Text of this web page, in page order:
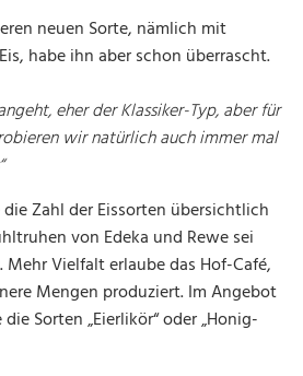
neuen Sorte, nämlich mit
habe ihn aber schon überrascht.
eher der Klassiker-Typ, aber für
wir natürlich auch immer mal
Zahl der Eissorten übersichtlich
von Edeka und Rewe sei
Vielfalt erlaube das Hof-Café,
Mengen produziert. Im Angebot
Sorten „Eierlikör“ oder „Honig-